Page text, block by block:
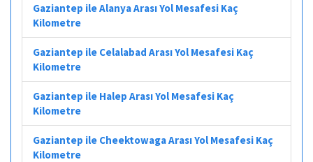
Gaziantep ile Alanya Arası Yol Mesafesi Kaç
Kilometre
Gaziantep ile Celalabad Arası Yol Mesafesi Kaç
Kilometre
Gaziantep ile Halep Arası Yol Mesafesi Kaç
Kilometre
Gaziantep ile Cheektowaga Arası Yol Mesafesi Kaç
Kilometre